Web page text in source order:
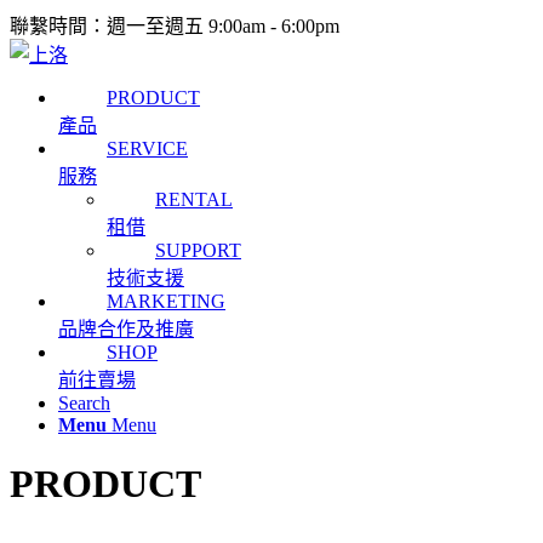
聯繫時間：週一至週五 9:00am - 6:00pm
PRODUCT
產品
SERVICE
服務
RENTAL
租借
SUPPORT
技術支援
MARKETING
品牌合作及推廣
SHOP
前往賣場
Search
Menu Menu
PRODUCT